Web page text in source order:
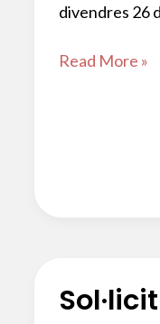
divendres 26
Consulta
Read More »